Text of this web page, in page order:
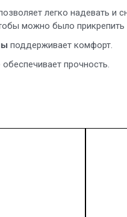
легко надевать и
можно было прикрепить
поддерживает комфорт.
обеспечивает прочность.